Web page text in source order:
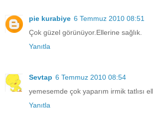
pie kurabiye 6 Temmuz 2010 08:51
Çok güzel görünüyor.Ellerine sağlık.
Yanıtla
Sevtap 6 Temmuz 2010 08:54
yemesemde çok yaparım irmik tatlısı
Yanıtla